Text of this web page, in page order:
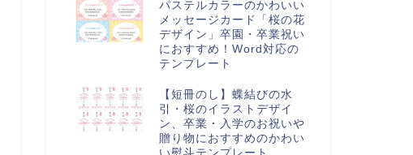
パステルカラーのかわいい
メッセージカード「桜の花
デザイン」卒園・卒業祝い
におすすめ！Word対応の
テンプレート
【短冊のし】蝶結びの水
引・桜のイラストデザイ
ン、卒業・入学のお祝いや
贈り物におすすめのかわい